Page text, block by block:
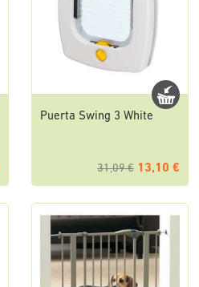
Puerta Swing 3 White
31,09 € 13,10 €